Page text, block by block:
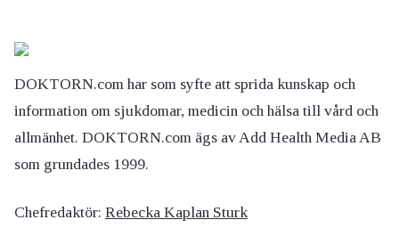
DOKTORN.com har som syfte att sprida kunskap och
information om sjukdomar, medicin och hälsa till vård och
allmänhet. DOKTORN.com ägs av Add Health Media AB
som grundades 1999.
Chefredaktör: Rebecka Kaplan Sturk